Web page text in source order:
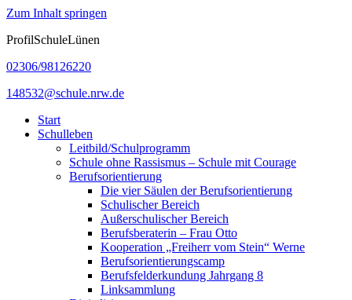
Zum Inhalt springen
ProfilSchuleLünen
02306/98126220
148532@schule.nrw.de
Start
Schulleben
Leitbild/Schulprogramm
Schule ohne Rassismus – Schule mit Courage
Berufsorientierung
Die vier Säulen der Berufsorientierung
Schulischer Bereich
Außerschulischer Bereich
Berufsberaterin – Frau Otto
Kooperation „Freiherr vom Stein“ Werne
Berufsorientierungscamp
Berufsfelderkundung Jahrgang 8
Linksammlung